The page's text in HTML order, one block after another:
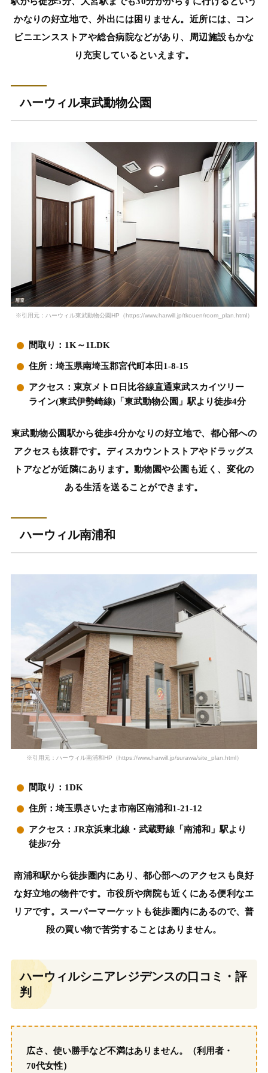
かなりの好立地で、外出には困りません。近所には、コン
ビニエンスストアや総合病院などがあり、周辺施設もかな
り充実しているといえます。
ハーウィル東武動物公園
※引用元：ハーウィル東武動物公園HP（https://www.harwill.jp/tkouen/room_plan.html）
間取り：1K～1LDK
住所：埼玉県南埼玉郡宮代町本田1-8-15
アクセス：東京メトロ日比谷線直通東武スカイツリー
ライン(東武伊勢崎線)「東武動物公園」駅より徒歩4分
東武動物公園駅から徒歩4分かなりの好立地で、都心部への
アクセスも抜群です。ディスカウントストアやドラッグス
トアなどが近隣にあります。動物園や公園も近く、変化の
ある生活を送ることができます。
ハーウィル南浦和
※引用元：ハーウィル南浦和HP（https://www.harwill.jp/surawa/site_plan.html）
間取り：1DK
住所：埼玉県さいたま市南区南浦和1-21-12
アクセス：JR京浜東北線・武蔵野線「南浦和」駅より
徒歩7分
南浦和駅から徒歩圏内にあり、都心部へのアクセスも良好
な好立地の物件です。市役所や病院も近くにある便利なエ
リアです。スーパーマーケットも徒歩圏内にあるので、普
段の買い物で苦労することはありません。
ハーウィルシニアレジデンスの口コミ・評
判
広さ、使い勝手など不満はありません。（利用者・
70代女性）